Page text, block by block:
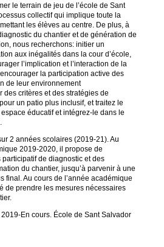
le terrain de jeu de l’école de Sant
collectif qui implique toute la
les élèves au centre. De plus, à
du chantier et de génération de
nous recherchons: initier un
aux inégalités dans la cour d’école,
l’implication et l’interaction de la
ncourager la participation active des
de leur environnement
des critères et des stratégies de
un patio plus inclusif, et traitez le
éducatif et intégrez-le dans le
2 années scolaires (2019-21). Au
2019-2020, il propose de
de diagnostic et des
du chantier, jusqu’à parvenir à une
final. Au cours de l’année académique
de prendre les mesures nécessaires
En cours. École de Sant Salvador